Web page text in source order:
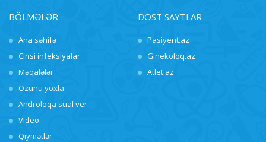
BÖLMƏLƏR
Ana səhifə
Cinsi infeksiyalar
Məqalələr
Özünü yoxla
Androloqa sual ver
Video
Qiymətlər
DOST SAYTLAR
Pasiyent.az
Ginekoloq.az
Atlet.az